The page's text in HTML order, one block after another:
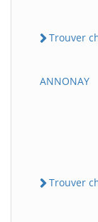
Trouver
ANNONAY
Trouver